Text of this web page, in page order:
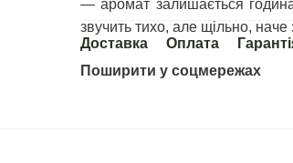
— аромат залишається
звучить тихо, але щільно, наче
Доставка
Оплата
Поширити у соцмережах